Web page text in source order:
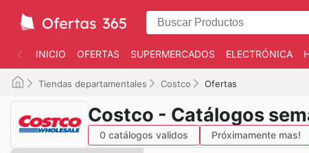
INICIO OFERTAS SUPERMERCADOS ELECTRÓNICA
Tiendas departamentales Costco Ofertas
Costco - Catálogos
0 catálogos validos Próximamente mas!